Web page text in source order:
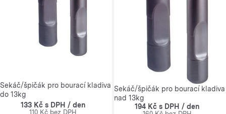
Sekáč/špičák pro bourací kladiva
do 13kg
133 Kč s DPH / den
110 Kč bez DPH
Sekáč/špičák pro bourací kladiva
nad 13kg
194 Kč s DPH / den